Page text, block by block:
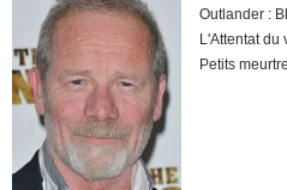
Outlander :
L'Attentat du
Petits